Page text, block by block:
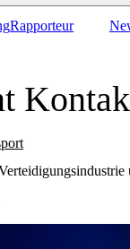
Rapporteur